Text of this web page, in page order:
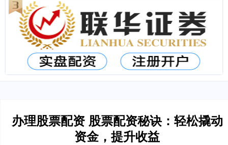
办理股票配资 股票配资秘诀：轻松撬动
资金，提升收益